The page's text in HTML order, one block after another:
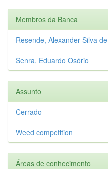
Membros da Banca
Resende, Alexander Silva de
Senra, Eduardo Osório
Assunto
Cerrado
Weed competition
Áreas de conhecimento